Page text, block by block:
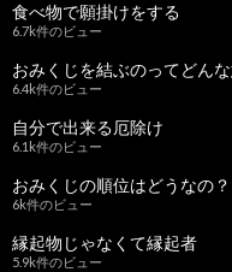
食べ物で願掛けをする
6.7k件のビュー
おみくじを結ぶのってどん
6.4k件のビュー
自分で出来る厄除け
6.1k件のビュー
おみくじの順位はどうなの？
6k件のビュー
縁起物じゃなくて縁起者
5.9k件のビュー